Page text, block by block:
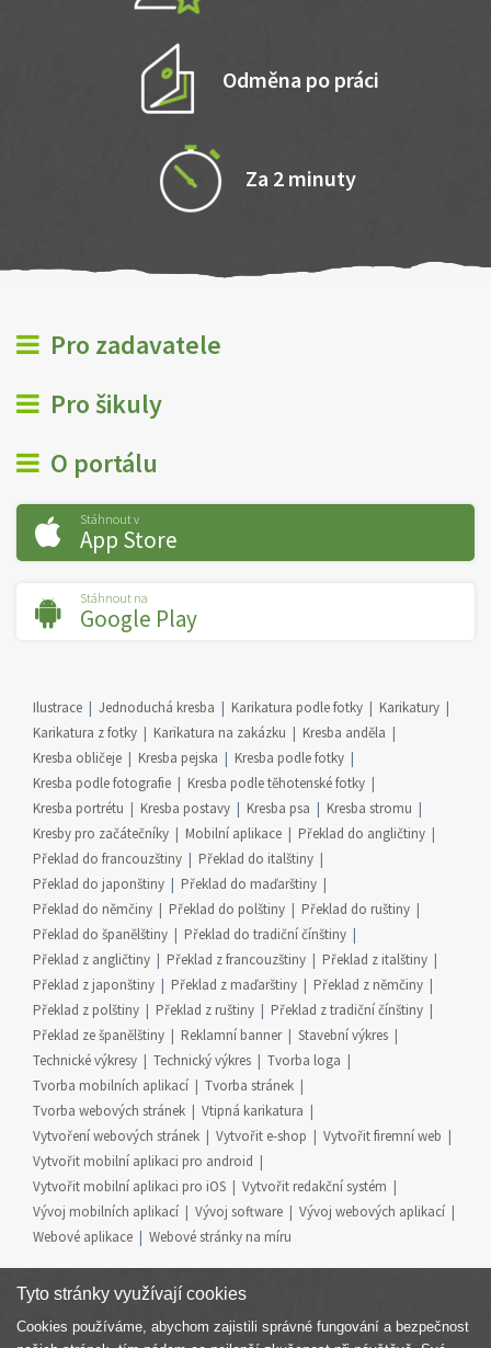
Odměna po práci
Za 2 minuty
Pro zadavatele
Pro šikuly
O portálu
Stáhnout v
App Store
Stáhnout na
Google Play
Ilustrace Jednoduchá kresba Karikatura podle fotky
Karikatury
Karikatura z fotky
Karikatura na zakázku
Kresba anděla
Kresba obličeje
Kresba pejska
Kresba podle fotky
Kresba podle fotografie
Kresba podle těhotenské fotky
Kresba portrétu
Kresba postavy Kresba psa
Kresba stromu
Kresby pro začátečníky
Mobilní aplikace
Překlad do angličtiny
Překlad do francouzštiny
Překlad do italštiny
Překlad do japonštiny
Překlad do maďarštiny
Překlad do němčiny
Překlad do polštiny
Překlad do ruštiny
Překlad do španělštiny
Překlad do tradiční čínštiny
Překlad z angličtiny
Překlad z francouzštiny
Překlad z italštiny
Překlad z japonštiny
Překlad z maďarštiny
Překlad z němčiny
Překlad z polštiny
Překlad z ruštiny
Překlad z tradiční čínštiny
Překlad ze španělštiny
Reklamní banner
Stavební výkres
Technické výkresy
Technický výkres
Tvorba loga
Tvorba mobilních aplikací
Tvorba stránek
Tvorba webových stránek
Vtipná karikatura
Vytvoření webových stránek
Vytvořit e-shop
Vytvořit firemní web
Vytvořit mobilní aplikaci pro android
Vytvořit mobilní aplikaci pro iOS
Vytvořit redakční systém
Vývoj mobilních aplikací
Vývoj software
Vývoj webových aplikací
Webové aplikace
Webové stránky na míru
Tyto stránky využívají cookies
Cookies používáme, abychom zajistili správné fungování a bezpečnost